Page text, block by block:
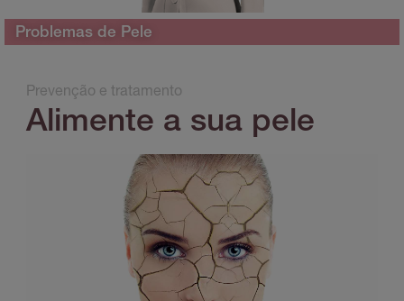
Problemas de Pele
Prevenção e tratamento
Alimente a sua pele